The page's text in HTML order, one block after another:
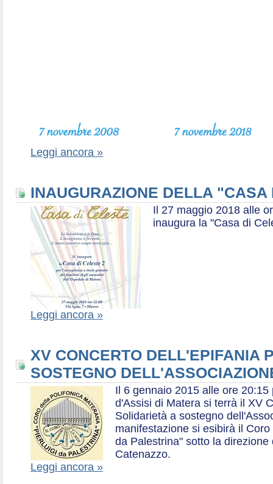
Leggi ancora »
INAUGURAZIONE DELLA
Il 27 maggio 2018 alle
inaugura la "Casa di
Leggi ancora »
XV CONCERTO DELL'EPIFANIA
SOSTEGNO
Il 6 gennaio 2015 alle ore
d'Assisi di Matera si terrà il XV
Solidarietà a sostegno
manifestazione si esibirà il
da Palestrina" sotto la
Catenazzo.
Leggi ancora »